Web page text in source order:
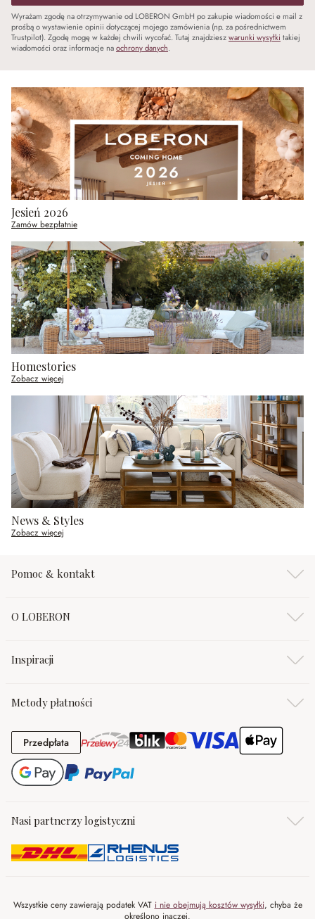
Wyrażam zgodę na otrzymywanie od LOBERON GmbH po zakupie wiadomości e mail z
prośbą o wystawienie opinii dotyczącej mojego zamówienia (np. za pośrednictwem
Trustpilot). Zgodę mogę w każdej chwili wycofać. Tutaj znajdzieszwarunki wysyłki takiej
wiadomości oraz informacje naochrony danych.
Jesień 2026
Zamów bezpłatnie
Homestories
Zobacz więcej
News & Styles
Zobacz więcej
Pomoc & kontakt
O LOBERON
Inspiracji
Metody płatności
PrzedpłataPrzedpłata
Nasi partnerzy logistyczni
Wszystkie ceny zawierają podatek VAT i nie obejmują kosztów wysyłki, chyba że